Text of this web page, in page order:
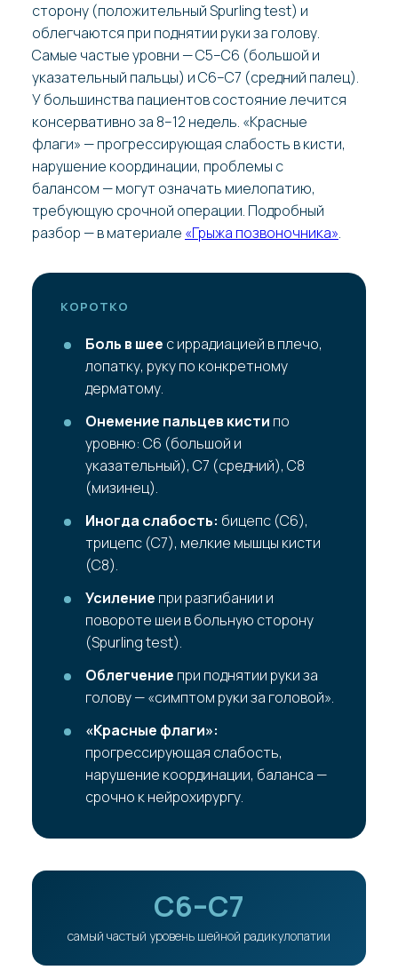
сторону (положительный Spurling test) и
облегчаются при поднятии руки за голову.
Самые частые уровни — C5–C6 (большой и
указательный пальцы) и C6–C7 (средний палец).
У большинства пациентов состояние лечится
консервативно за 8–12 недель. «Красные
флаги» — прогрессирующая слабость в кисти,
нарушение координации, проблемы с
балансом — могут означать миелопатию,
требующую срочной операции. Подробный
разбор — в материале «Грыжа позвоночника».
КОРОТКО
Боль в шее с иррадиацией в плечо,
лопатку, руку по конкретному
дерматому.
Онемение пальцев кисти по
уровню: C6 (большой и
указательный), C7 (средний), C8
(мизинец).
Иногда слабость: бицепс (C6),
трицепс (C7), мелкие мышцы кисти
(C8).
Усиление при разгибании и
повороте шеи в больную сторону
(Spurling test).
Облегчение при поднятии руки за
голову — «симптом руки за головой».
«Красные флаги»:
прогрессирующая слабость,
нарушение координации, баланса —
срочно к нейрохирургу.
C6–C7
самый частый уровень шейной радикулопатии